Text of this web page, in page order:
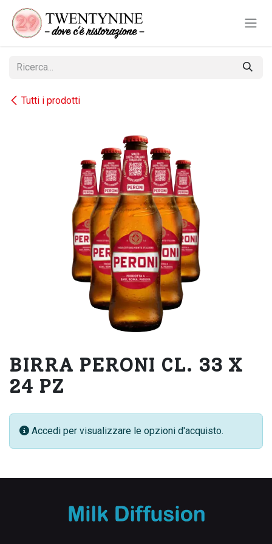
Passa al contenuto
Tutti i prodotti
BIRRA PERONI CL. 33 X
24 PZ
Accedi per visualizzare le opzioni d'acquisto.